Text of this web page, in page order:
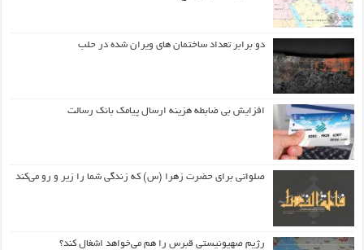
دو برابر تعداد ساختمان های ویران شده در حلب
افزایش بی ضابطه هزینه ارسال پیامک بانک رسالت
صلواتی برای حضرت زهرا (س) که زندگی شما را زیر و رو می‌کند
رژیم صهیونیستی قبرس را هم می‌خواهد اشغال کند؟